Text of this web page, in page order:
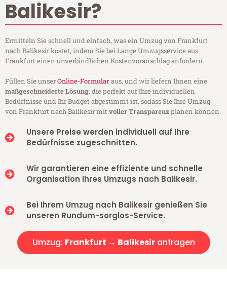
Balikesir?
Ermitteln Sie schnell und einfach, was ein Umzug von Frankfurt
nach Balikesir kostet, indem Sie bei Lange Umzugsservice aus
Frankfurt einen unverbindlichen Kostenvoranschlag anfordern.
Füllen Sie unserOnline-Formularaus, und wir liefern Ihnen eine
maßgeschneiderte Lösung, die perfekt auf Ihre individuellen
Bedürfnisse und Ihr Budget abgestimmt ist, sodass Sie Ihre Umzug
von Frankfurt nach Balikesir mitvoller Transparenzplanen können.
Unsere Preise werden individuell auf Ihre
Bedürfnisse zugeschnitten.
Wir garantieren eine effiziente und schnelle
Organisation Ihres Umzugs nach Balikesir.
Bei Ihrem Umzug nach Balikesir genießen Sie
unseren Rundum-sorglos-Service.
Umzug: Frankfurt → Balikesiranfragen